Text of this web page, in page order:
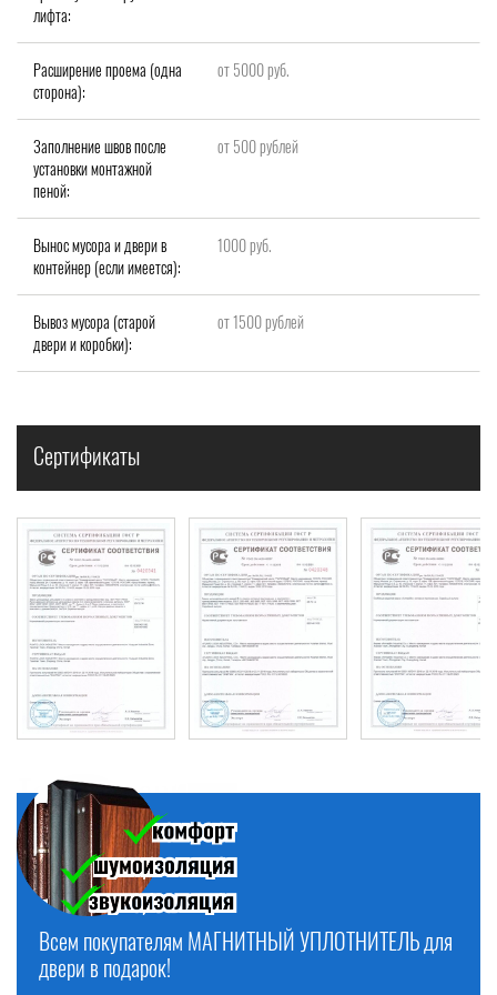
лифта:
Расширение проема (одна
сторона):
от 5000 руб.
Заполнение швов после
установки монтажной
пеной:
от 500 рублей
Вынос мусора и двери в
контейнер (если имеется):
1000 руб.
Вывоз мусора (старой
двери и коробки):
от 1500 рублей
Сертификаты
Всем покупателям МАГНИТНЫЙ УПЛОТНИТЕЛЬ для
двери в подарок!